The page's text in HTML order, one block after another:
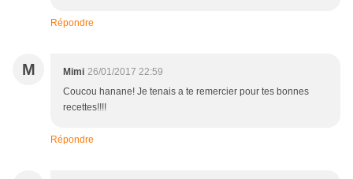
Répondre
M Mimi 26/01/2017 22:59
Coucou hanane! Je tenais a te remercier pour tes bonnes
recettes!!!!
Répondre